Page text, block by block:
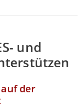
und
der